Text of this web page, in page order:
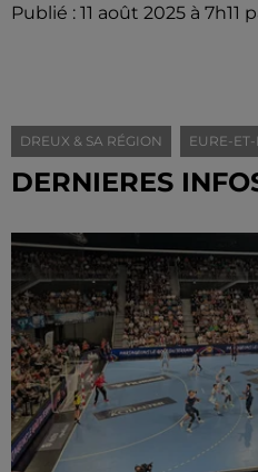
Publié : 11 août 2025 à
DREUX & SA RÉGION EURE-
DERNIERES